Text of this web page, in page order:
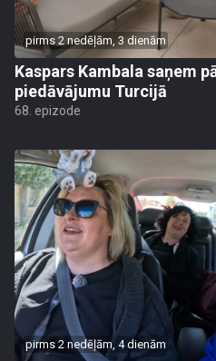
pirms 2 nedēļām, 3 dienām
Kaspars Kambala saņem
piedāvājumu Turcijā
68. epizode
pirms 2 nedēļām, 4 dienām